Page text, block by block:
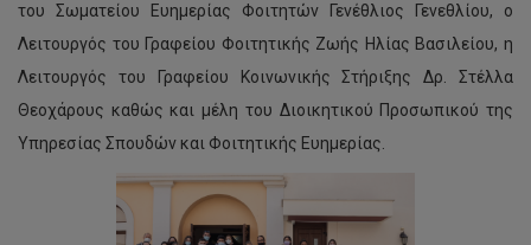
του Σωματείου Ευημερίας Φοιτητών Γενέθλιος Γενεθλίου, ο
Λειτουργός του Γραφείου Φοιτητικής Ζωής Ηλίας Βασιλείου, η
Λειτουργός του Γραφείου Κοινωνικής Στήριξης Δρ. Στέλλα
Θεοχάρους καθώς και μέλη του Διοικητικού Προσωπικού της
Υπηρεσίας Σπουδών και Φοιτητικής Ευημερίας.